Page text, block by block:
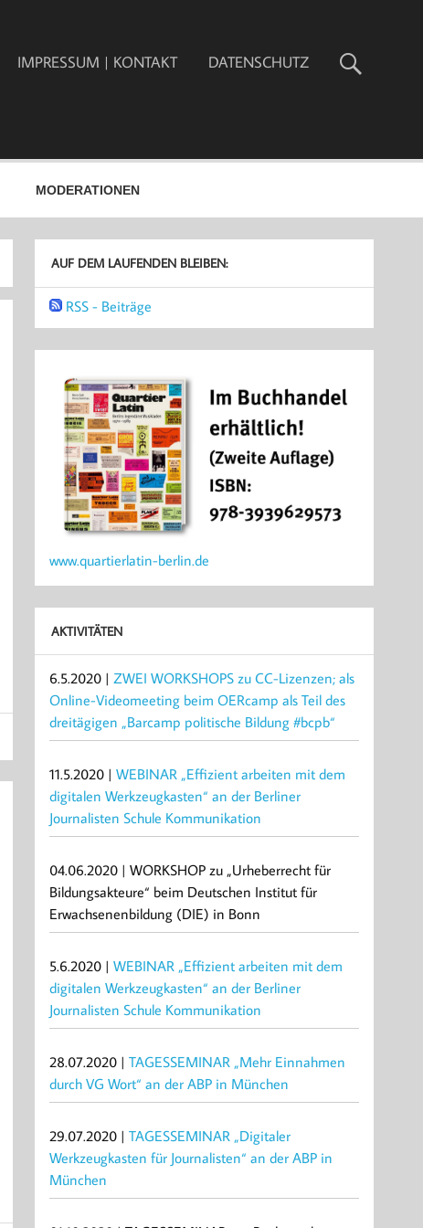
IMPRESSUM | KONTAKT DATENSCHUTZ
MODERATIONEN
AUF DEM LAUFENDEN BLEIBEN:
RSS - Beiträge
www.quartierlatin-berlin.de
AKTIVITÄTEN
6.5.2020 |ZWEI WORKSHOPS zu CC-Lizenzen; als
Online-Videomeeting beim OERcamp als Teil des
dreitägigen „Barcamp politische Bildung #bcpb“
11.5.2020 |WEBINAR „Effizient arbeiten mit dem
digitalen Werkzeugkasten“ an der Berliner
Journalisten Schule Kommunikation
04.06.2020 | WORKSHOP zu „Urheberrecht für
Bildungsakteure“ beim Deutschen Institut für
Erwachsenenbildung (DIE) in Bonn
5.6.2020 |WEBINAR „Effizient arbeiten mit dem
digitalen Werkzeugkasten“ an der Berliner
Journalisten Schule Kommunikation
28.07.2020 |TAGESSEMINAR „Mehr Einnahmen
durch VG Wort“ an der ABP in München
29.07.2020 |TAGESSEMINAR „Digitaler
Werkzeugkasten für Journalisten“ an der ABP in
München